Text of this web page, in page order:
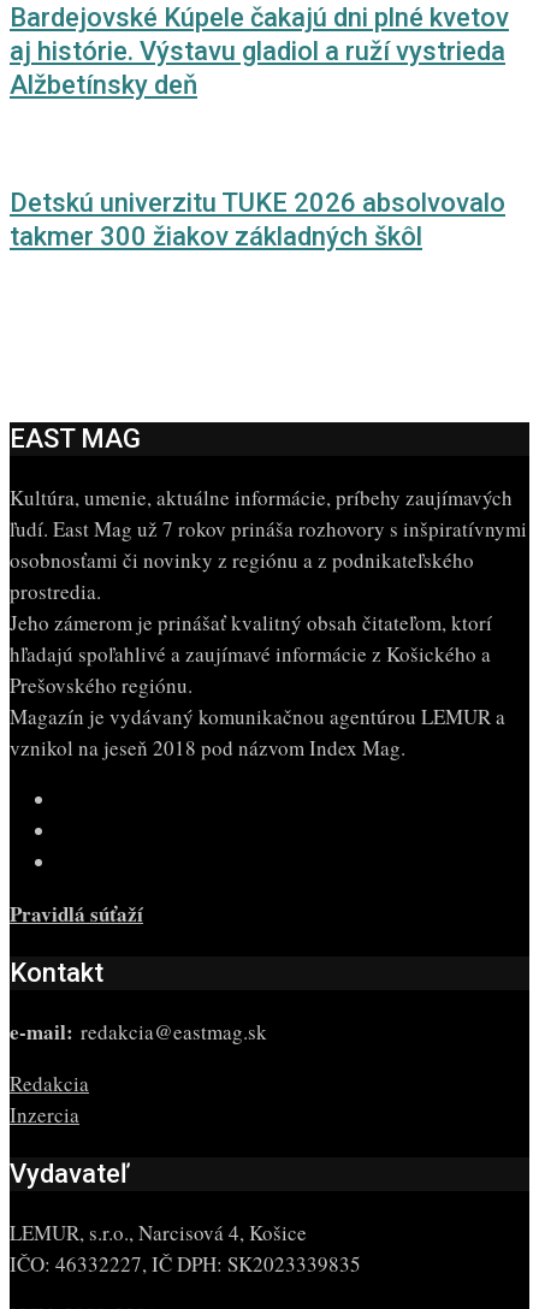
Bardejovské Kúpele čakajú dni plné kvetov
aj histórie. Výstavu gladiol a ruží vystrieda
Alžbetínsky deň
Detskú univerzitu TUKE 2026 absolvovalo
takmer 300 žiakov základných škôl
EAST MAG
Kultúra, umenie, aktuálne informácie, príbehy zaujímavých
ľudí. East Mag už 7 rokov prináša rozhovory s inšpiratívnymi
osobnosťami či novinky z regiónu a z podnikateľského
prostredia.
Jeho zámerom je prinášať kvalitný obsah čitateľom, ktorí
hľadajú spoľahlivé a zaujímavé informácie z Košického a
Prešovského regiónu.
Magazín je vydávaný komunikačnou agentúrou LEMUR a
vznikol na jeseň 2018 pod názvom Index Mag.
Pravidlá súťaží
Kontakt
e-mail: redakcia@eastmag.sk
Redakcia
Inzercia
Vydavateľ
LEMUR, s.r.o., Narcisová 4, Košice
IČO: 46332227, IČ DPH: SK2023339835